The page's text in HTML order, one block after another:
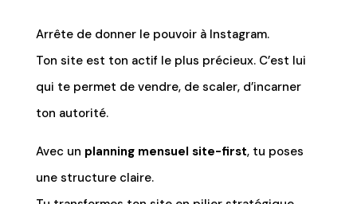
Arrête de donner le pouvoir à Instagram.
Ton site est ton actif le plus précieux. C’est lui
qui te permet de vendre, de scaler, d’incarner
ton autorité.
Avec un planning mensuel site-first, tu poses
une structure claire.